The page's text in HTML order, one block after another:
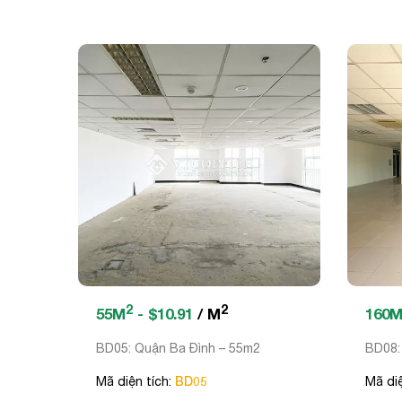
55M2 - $10.91 / M2
BD05: Quận Ba Đình – 55m2
Mã diện tích: BD05
160M
Mã